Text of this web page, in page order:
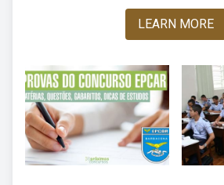
LEARN MORE